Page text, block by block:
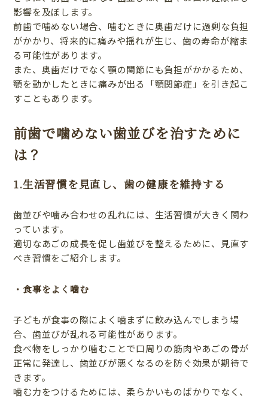
影響を及ぼします。
前歯で噛めない場合、噛むときに奥歯だけに過剰な負担
がかかり、将来的に痛みや揺れが生じ、歯の寿命が縮ま
る可能性があります。
また、奥歯だけでなく顎の関節にも負担がかかるため、
顎を動かしたときに痛みが出る「顎関節症」を引き起こ
すこともあります。
前歯で噛めない歯並びを治すために
は？
1.生活習慣を見直し、歯の健康を維持する
歯並びや噛み合わせの乱れには、生活習慣が大きく関わ
っています。
適切なあごの成長を促し歯並びを整えるために、見直す
べき習慣をご紹介します。
・食事をよく噛む
子どもが食事の際によく噛まずに飲み込んでしまう場
合、歯並びが乱れる可能性があります。
食べ物をしっかり噛むことで口周りの筋肉やあごの骨が
正常に発達し、歯並びが悪くなるのを防ぐ効果が期待で
きます。
噛む力をつけるためには、柔らかいものばかりでなく、